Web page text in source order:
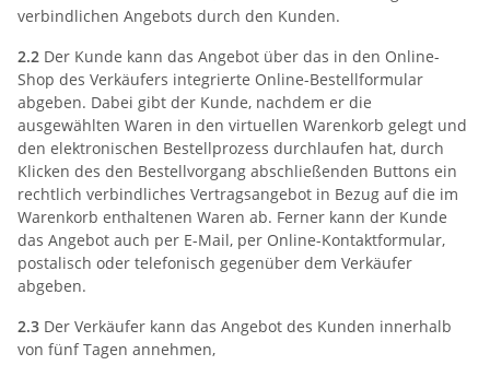
verbindlichen Angebots durch den Kunden.
2.2 Der Kunde kann das Angebot über das in den Online-
Shop des Verkäufers integrierte Online-Bestellformular
abgeben. Dabei gibt der Kunde, nachdem er die
ausgewählten Waren in den virtuellen Warenkorb gelegt und
den elektronischen Bestellprozess durchlaufen hat, durch
Klicken des den Bestellvorgang abschließenden Buttons ein
rechtlich verbindliches Vertragsangebot in Bezug auf die im
Warenkorb enthaltenen Waren ab. Ferner kann der Kunde
das Angebot auch per E-Mail, per Online-Kontaktformular,
postalisch oder telefonisch gegenüber dem Verkäufer
abgeben.
2.3 Der Verkäufer kann das Angebot des Kunden innerhalb
von fünf Tagen annehmen,